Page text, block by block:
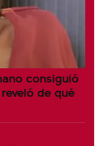
consiguió
de qué